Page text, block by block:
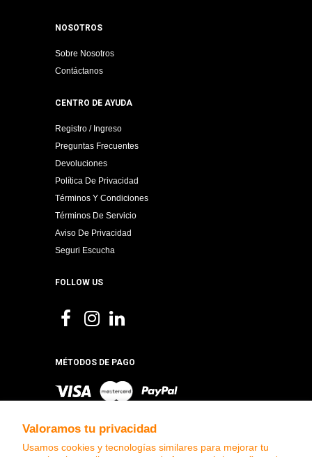
Valoramos tu privacidad
Usamos cookies y tecnologías similares para mejorar tu
NOSOTROS
Sobre Nosotros
Contáctanos
CENTRO DE AYUDA
Registro / Ingreso
Preguntas Frecuentes
Devoluciones
Política De Privacidad
Términos Y Condiciones
Términos De Servicio
Aviso De Privacidad
Seguri Escucha
FOLLOW US
MÉTODOS DE PAGO